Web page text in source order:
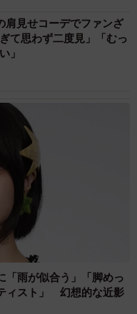
見せコーデでファンざ
て思わず二度見」「むっ
」
「雨が似合う」「脚めっ
ィスト」 幻想的な近影